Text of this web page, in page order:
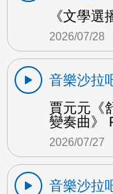
《文學
2026/07/28
音樂沙拉
賈元元《
變奏曲》
2026/07/27
音樂沙拉